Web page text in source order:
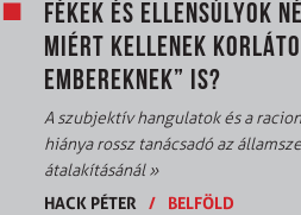
FÉKEK ÉS ELLENSÚLYOK
MIÉRT KELLENEK
EMBEREKNEK” IS?
A szubjektív hangulatok és a
hiánya rossz tanácsadó az
átalakításánál»
HACK PÉTER
/ BELFÖLD